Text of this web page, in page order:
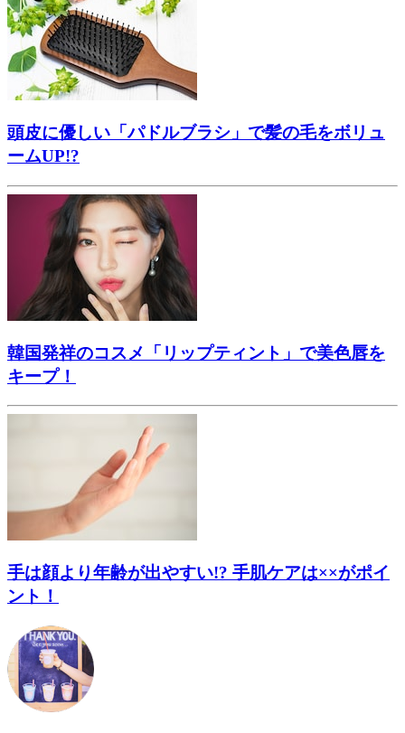
頭皮に優しい「パドルブラシ」で髪の毛をボリュ
ームUP!?
韓国発祥のコスメ「リップティント」で美色唇を
キープ！
手は顔より年齢が出やすい!? 手肌ケアは××がポイ
ント！